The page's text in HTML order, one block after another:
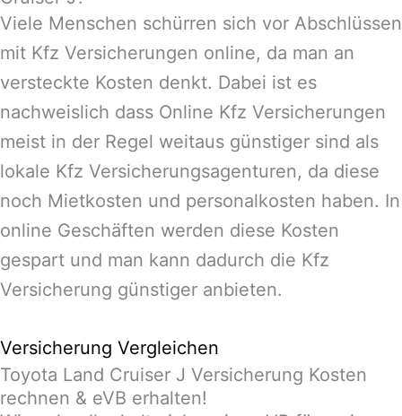
Viele Menschen schürren sich vor Abschlüssen
mit Kfz Versicherungen online, da man an
versteckte Kosten denkt. Dabei ist es
nachweislich dass Online Kfz Versicherungen
meist in der Regel weitaus günstiger sind als
lokale Kfz Versicherungsagenturen, da diese
noch Mietkosten und personalkosten haben. In
online Geschäften werden diese Kosten
gespart und man kann dadurch die Kfz
Versicherung günstiger anbieten.
Versicherung Vergleichen
Toyota Land Cruiser J Versicherung Kosten
rechnen & eVB erhalten!